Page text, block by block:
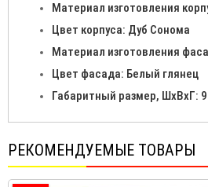
Материал изготовления
Цвет корпуса: Дуб Сонома
Материал изготовления
Цвет фасада: Белый глянец
Габаритный размер, ШхВхГ:
РЕКОМЕНДУЕМЫЕ ТОВАРЫ